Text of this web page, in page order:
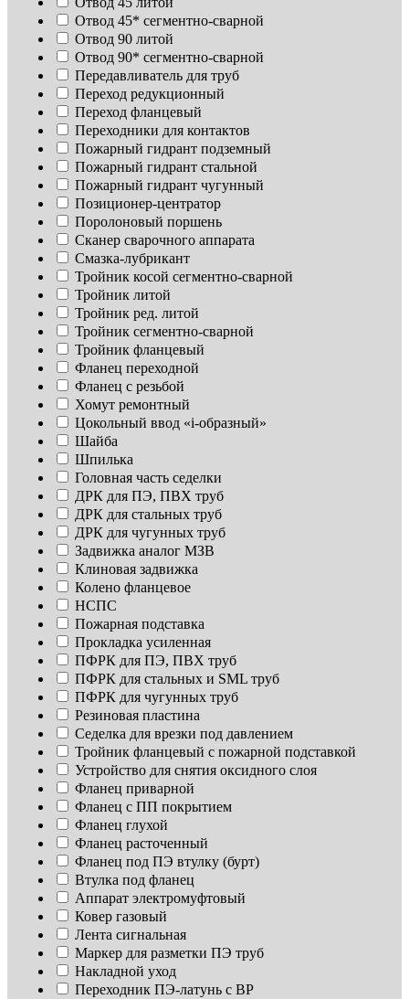
Отвод 45* сегментно-сварной
Отвод 90 литой
Отвод 90* сегментно-сварной
Передавливатель для труб
Переход редукционный
Переход фланцевый
Переходники для контактов
Пожарный гидрант подземный
Пожарный гидрант стальной
Пожарный гидрант чугунный
Позиционер-центратор
Поролоновый поршень
Сканер сварочного аппарата
Смазка-лубрикант
Тройник косой сегментно-сварной
Тройник литой
Тройник ред. литой
Тройник сегментно-сварной
Тройник фланцевый
Фланец переходной
Фланец с резьбой
Хомут ремонтный
Цокольный ввод «i-образный»
Шайба
Шпилька
Головная часть седелки
ДРК для ПЭ, ПВХ труб
ДРК для стальных труб
ДРК для чугунных труб
Задвижка аналог МЗВ
Клиновая задвижка
Колено фланцевое
НСПС
Пожарная подставка
Прокладка усиленная
ПФРК для ПЭ, ПВХ труб
ПФРК для стальных и SML труб
ПФРК для чугунных труб
Резиновая пластина
Седелка для врезки под давлением
Тройник фланцевый с пожарной подставкой
Устройство для снятия оксидного слоя
Фланец приварной
Фланец с ПП покрытием
Фланец глухой
Фланец расточенный
Фланец под ПЭ втулку (бурт)
Втулка под фланец
Аппарат электромуфтовый
Ковер газовый
Лента сигнальная
Маркер для разметки ПЭ труб
Накладной уход
Переходник ПЭ-латунь с ВР